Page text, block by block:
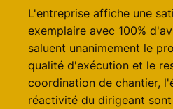
L'entreprise affiche une
exemplaire avec 100%
saluent unanimement le
qualité d'exécution et le
coordination de chantier,
réactivité du dirigeant